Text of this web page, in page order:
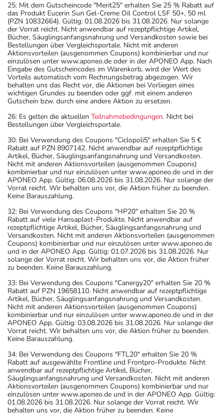
25: Mit dem Gutscheincode "Merit25" erhalten Sie 25 % Rabatt auf
das Produkt Eucerin Sun Gel-Creme Oil Control LSF 50+, 50 ml
(PZN 10832664). Gültig: 01.08.2026 bis 31.08.2026. Nur solange
der Vorrat reicht. Nicht anwendbar auf rezeptpflichtige Artikel,
Bücher, Säuglingsanfangsnahrung und Versandkosten sowie bei
Bestellungen über Vergleichsportale. Nicht mit anderen
Aktionsvorteilen (ausgenommen Coupons) kombinierbar und nur
einzulösen unter www.aponeo.de oder in der APONEO App. Nach
Eingabe des Gutscheincodes im Warenkorb, wird der Wert des
Vorteils automatisch vom Rechnungsbetrag abgezogen. Wir
behalten uns das Recht vor, die Aktionen bei Vorliegen eines
wichtigen Grundes zu beenden oder ggf. mit einem anderen
Gutschein bzw. durch eine andere Aktion zu ersetzen.
26: Es gelten die aktuellen Teilnahmebedingungen. Nicht bei
Bestellungen über Vergleichsportale.
30: Bei Verwendung des Coupons "Ciclopoli5" erhalten Sie 5 €
Rabatt auf PZN 8907142. Nicht anwendbar auf rezeptpflichtige
Artikel, Bücher, Säuglingsanfangsnahrung und Versandkosten.
Nicht mit anderen Aktionsvorteilen (ausgenommen Coupons)
kombinierbar und nur einzulösen unter www.aponeo.de und in der
APONEO App. Gültig: 06.08.2026 bis 31.08.2026. Nur solange der
Vorrat reicht. Wir behalten uns vor, die Aktion früher zu beenden.
Keine Barauszahlung.
32: Bei Verwendung des Coupons "HP20" erhalten Sie 20 %
Rabatt auf viele Hansaplast-Produkte. Nicht anwendbar auf
rezeptpflichtige Artikel, Bücher, Säuglingsanfangsnahrung und
Versandkosten. Nicht mit anderen Aktionsvorteilen (ausgenommen
Coupons) kombinierbar und nur einzulösen unter www.aponeo.de
und in der APONEO App. Gültig: 01.07.2026 bis 31.08.2026. Nur
solange der Vorrat reicht. Wir behalten uns vor, die Aktion früher
zu beenden. Keine Barauszahlung.
33: Bei Verwendung des Coupons "Canergy20" erhalten Sie 20 %
Rabatt auf PZN 19658110. Nicht anwendbar auf rezeptpflichtige
Artikel, Bücher, Säuglingsanfangsnahrung und Versandkosten.
Nicht mit anderen Aktionsvorteilen (ausgenommen Coupons)
kombinierbar und nur einzulösen unter www.aponeo.de und in der
APONEO App. Gültig: 03.08.2026 bis 31.08.2026. Nur solange der
Vorrat reicht. Wir behalten uns vor, die Aktion früher zu beenden.
Keine Barauszahlung.
34: Bei Verwendung des Coupons "FTL20" erhalten Sie 20 %
Rabatt auf ausgewählte Frontline und Frontpro-Produkte. Nicht
anwendbar auf rezeptpflichtige Artikel, Bücher,
Säuglingsanfangsnahrung und Versandkosten. Nicht mit anderen
Aktionsvorteilen (ausgenommen Coupons) kombinierbar und nur
einzulösen unter www.aponeo.de und in der APONEO App. Gültig:
01.08.2026 bis 31.08.2026. Nur solange der Vorrat reicht. Wir
behalten uns vor, die Aktion früher zu beenden. Keine